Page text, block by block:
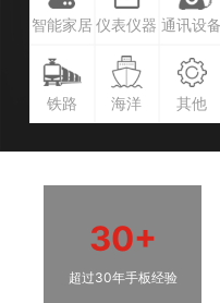
智能家居 仪表仪器 通讯设备
铁路 海洋 其他
30+
超过30年手板经验